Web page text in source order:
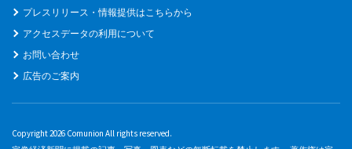
プレスリリース・情報提供はこちらから
アクセスデータの利用について
お問い合わせ
広告のご案内
Copyright 2026 Comunion All rights reserved.